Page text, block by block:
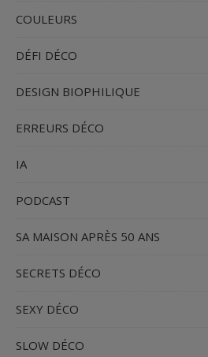
COULEURS
DÉFI DÉCO
DESIGN BIOPHILIQUE
ERREURS DÉCO
IA
PODCAST
SA MAISON APRÈS 50 ANS
SECRETS DÉCO
SEXY DÉCO
SLOW DÉCO